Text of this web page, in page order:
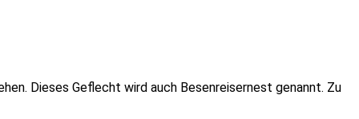
Dieses Geflecht wird auch Besenreisernest genannt. Zu